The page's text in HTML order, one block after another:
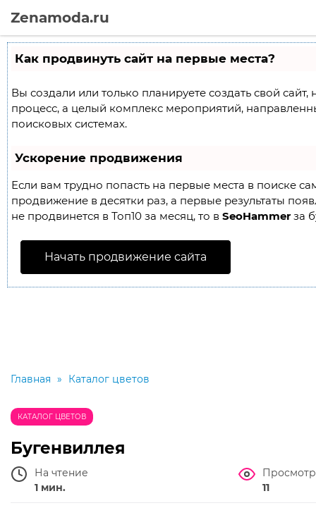
Zenamoda.ru
Как продвинуть сайт на первые места?
Вы создали или только планируете создать свой
процесс, а целый комплекс мероприятий,
поисковых системах.
Ускорение продвижения
Если вам трудно попасть на первые места в поиске
продвижение в десятки раз, а первые результаты
не продвинется в Топ10 за месяц, то в SeoHammer за
Начать продвижение сайта
Главная » Каталог цветов
КАТАЛОГ ЦВЕТОВ
Бугенвиллея
На чтение
1 мин.
11